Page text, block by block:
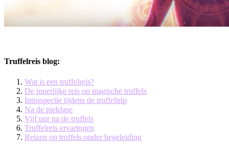
Truffelreis blog:
Wat is een truffelreis?
De innerlijke reis op magische truffels
Introspectie tijdens de truffeltrip
Na de piekfase
Vijf uur na de truffels
Truffelreis ervaringen
Reizen op truffels onder begeleiding